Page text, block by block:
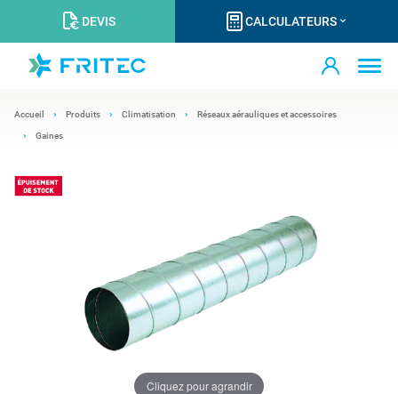
DEVIS CALCULATEURS
Accueil Produits Climatisation Réseaux aérauliques et accessoires
Gaines
Cliquez pour agrandir